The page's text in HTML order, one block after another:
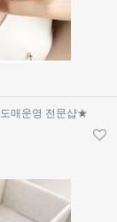
매운영 전문샵★